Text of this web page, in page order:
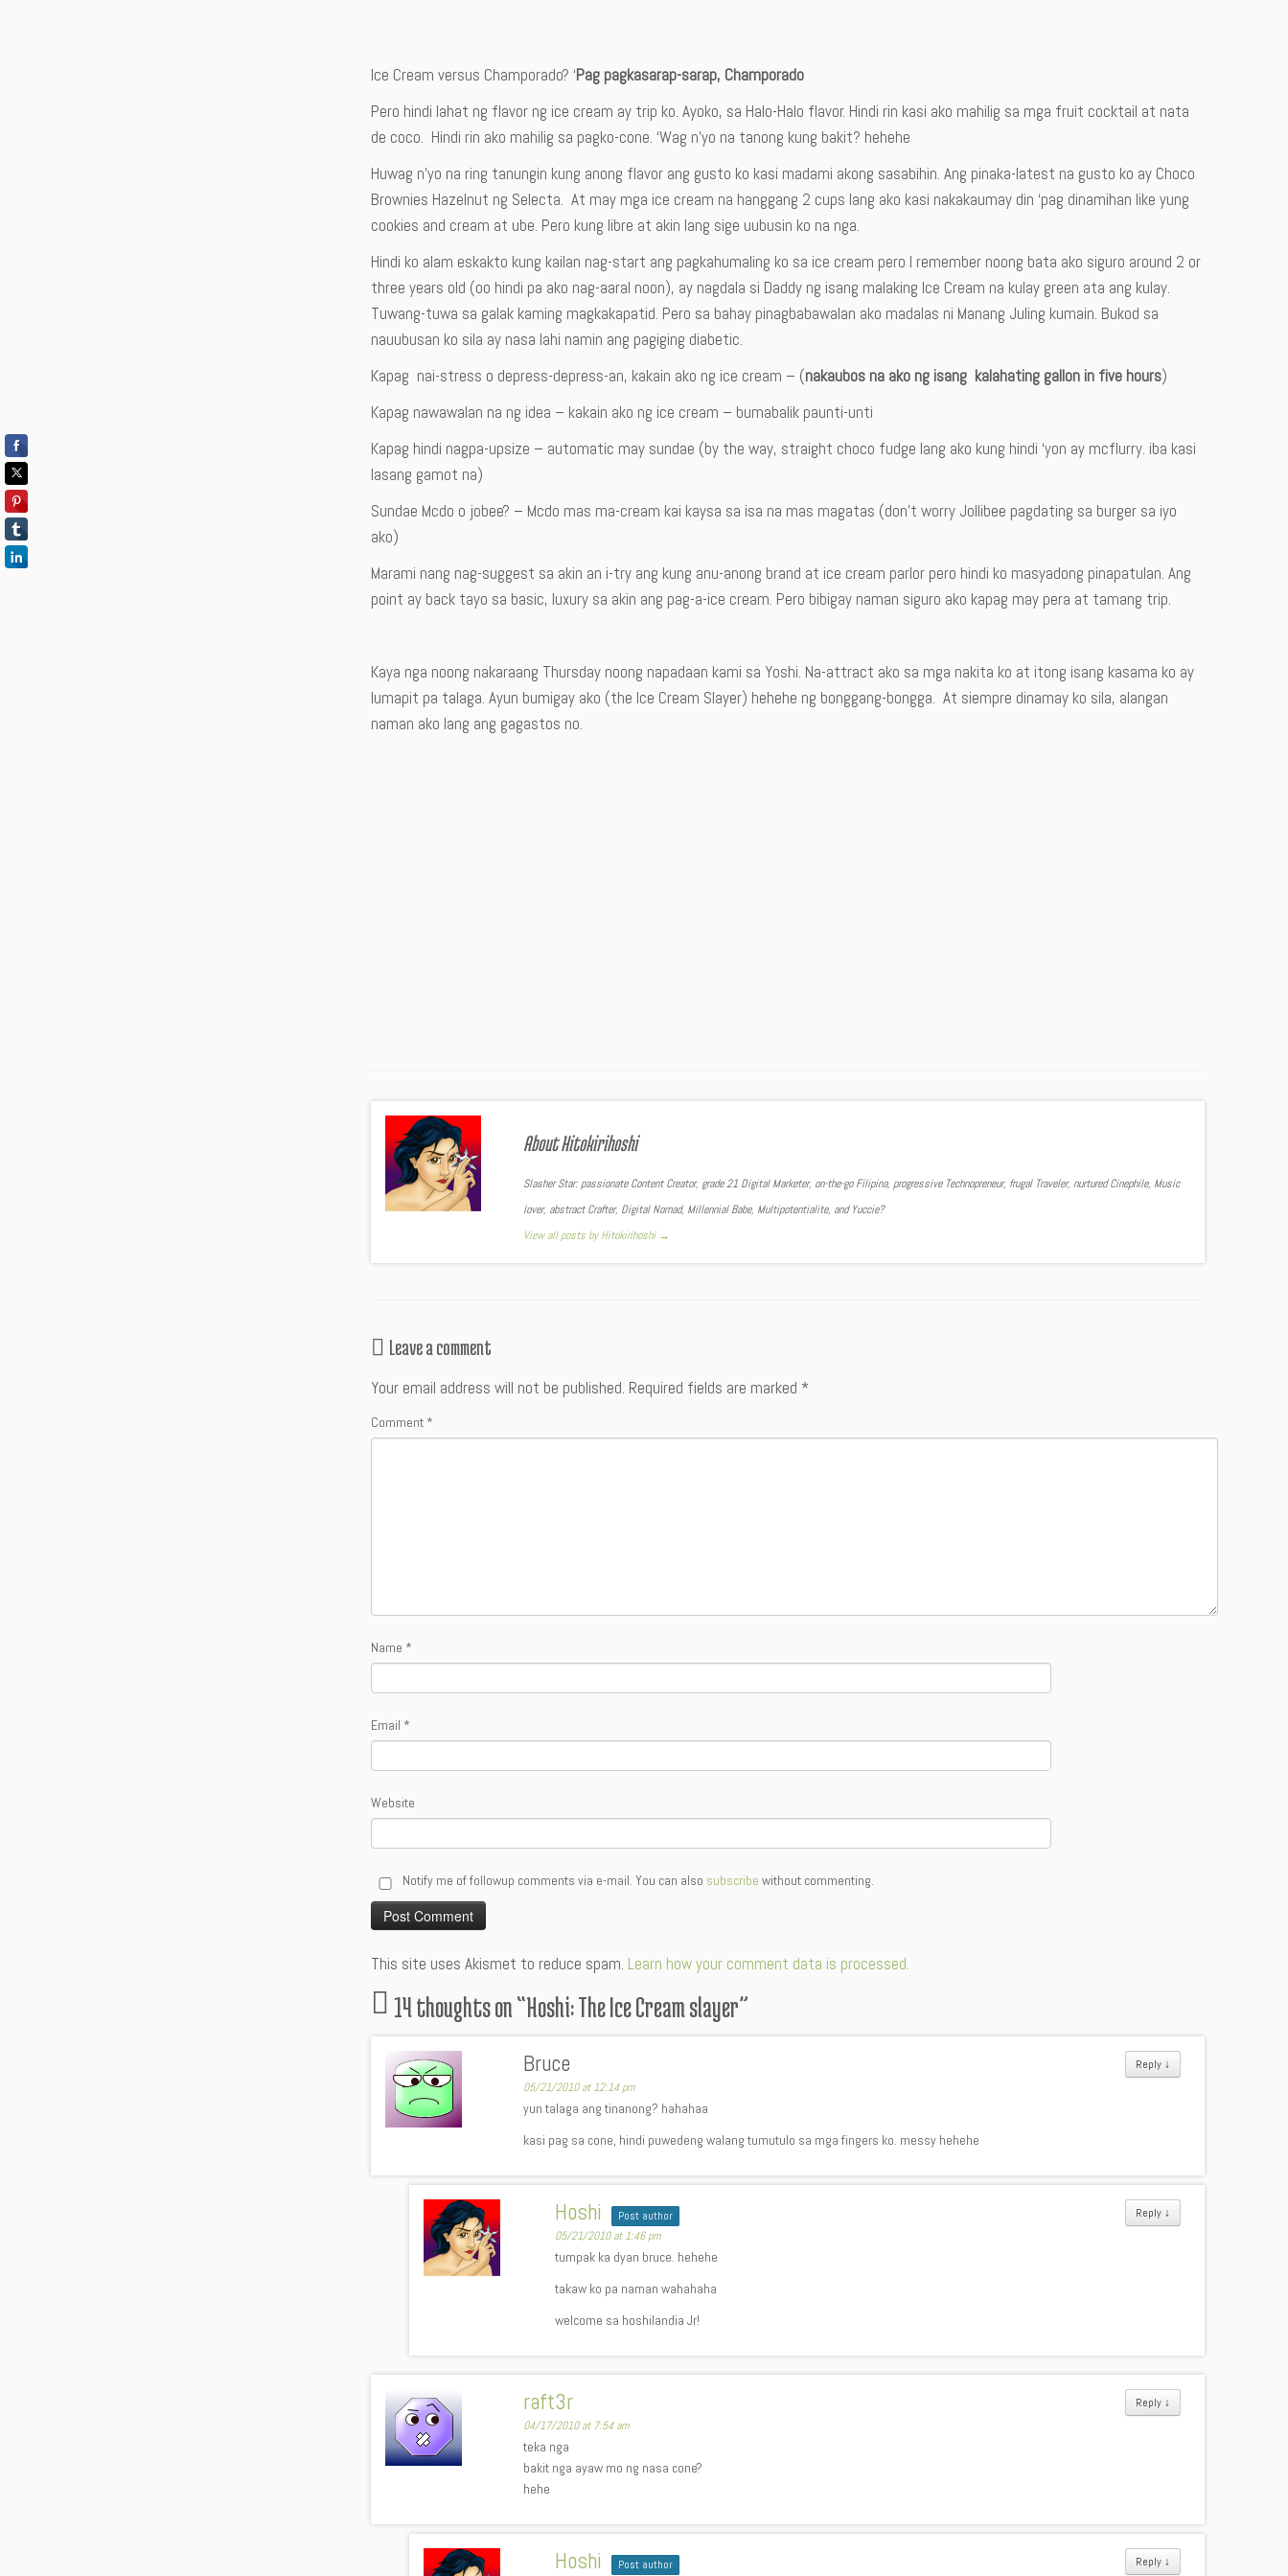
Ice Cream versus Champorado? ‘Pag pagkasarap-sarap, Champorado
Pero hindi lahat ng flavor ng ice cream ay trip ko. Ayoko, sa Halo-Halo flavor. Hindi rin kasi ako mahilig sa mga fruit cocktail at nata
de coco. Hindi rin ako mahilig sa pagko-cone. ‘Wag n’yo na tanong kung bakit? hehehe
Huwag n’yo na ring tanungin kung anong flavor ang gusto ko kasi madami akong sasabihin. Ang pinaka-latest na gusto ko ay Choco
Brownies Hazelnut ng Selecta. At may mga ice cream na hanggang 2 cups lang ako kasi nakakaumay din ‘pag dinamihan like yung
cookies and cream at ube. Pero kung libre at akin lang sige uubusin ko na nga.
Hindi ko alam eskakto kung kailan nag-start ang pagkahumaling ko sa ice cream pero I remember noong bata ako siguro around 2 or
three years old (oo hindi pa ako nag-aaral noon), ay nagdala si Daddy ng isang malaking Ice Cream na kulay green ata ang kulay.
Tuwang-tuwa sa galak kaming magkakapatid. Pero sa bahay pinagbabawalan ako madalas ni Manang Juling kumain. Bukod sa
nauubusan ko sila ay nasa lahi namin ang pagiging diabetic.
Kapag nai-stress o depress-depress-an, kakain ako ng ice cream – (nakaubos na ako ng isang kalahating gallon in five hours)
Kapag nawawalan na ng idea – kakain ako ng ice cream – bumabalik paunti-unti
Kapag hindi nagpa-upsize – automatic may sundae (by the way, straight choco fudge lang ako kung hindi ‘yon ay mcflurry. iba kasi
lasang gamot na)
Sundae Mcdo o jobee? – Mcdo mas ma-cream kai kaysa sa isa na mas magatas (don’t worry Jollibee pagdating sa burger sa iyo
ako)
Marami nang nag-suggest sa akin an i-try ang kung anu-anong brand at ice cream parlor pero hindi ko masyadong pinapatulan. Ang
point ay back tayo sa basic, luxury sa akin ang pag-a-ice cream. Pero bibigay naman siguro ako kapag may pera at tamang trip.
Kaya nga noong nakaraang Thursday noong napadaan kami sa Yoshi. Na-attract ako sa mga nakita ko at itong isang kasama ko ay
lumapit pa talaga. Ayun bumigay ako (the Ice Cream Slayer) hehehe ng bonggang-bongga. At siempre dinamay ko sila, alangan
naman ako lang ang gagastos no.
About Hitokirihoshi
Slasher Star: passionate Content Creator, grade 21 Digital Marketer, on-the-go Filipina, progressive Technopreneur, frugal Traveler, nurtured Cinephile, Music
lover, abstract Crafter, Digital Nomad, Millennial Babe, Multipotentialite, and Yuccie?
View all posts by Hitokirihoshi →
Leave a comment
Your email address will not be published. Required fields are marked *
Comment *
Name *
Email *
Website
Notify me of followup comments via e-mail. You can also subscribe without commenting.
This site uses Akismet to reduce spam. Learn how your comment data is processed.
14 thoughts on “Hoshi: The Ice Cream slayer”
Reply ↓
Bruce
05/21/2010 at 12:14 pm
yun talaga ang tinanong? hahahaa
kasi pag sa cone, hindi puwedeng walang tumutulo sa mga fingers ko. messy hehehe
Reply ↓
Hoshi Post author
05/21/2010 at 1:46 pm
tumpak ka dyan bruce. hehehe
takaw ko pa naman wahahaha
welcome sa hoshilandia Jr!
Reply ↓
raft3r
04/17/2010 at 7:54 am
teka nga
bakit nga ayaw mo ng nasa cone?
hehe
Reply ↓
Hoshi Post author